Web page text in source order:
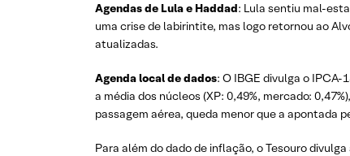
Agendas de Lula e Haddad: Lula sentiu mal-
uma crise de labirintite, mas logo retornou ao
atualizadas.
Agenda local de dados: O IBGE divulga o
a média dos núcleos (XP: 0,49%, mercado:
passagem aérea, queda menor que a apontada
Para além do dado de inflação, o Tesouro